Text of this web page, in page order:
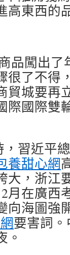
高東西的
品闖出
很了不得
貿城要再
際國際雙
習近平
養甜心網
大，浙江
月在廣西
向海圖
要害詞
。